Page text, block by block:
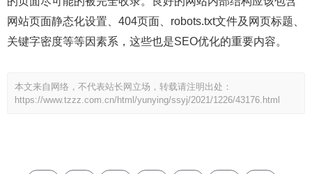
网站页面静态化设置、404页面、robots.txt文件及网页标题、
关键字密度等等因素系，这些也是SEO优化的重要内容。
本文来自网络，不代表站长网立场，转载请注明出处：
https://www.tzzz.com.cn/html/yunying/ssyj/2021/1226/43176.html